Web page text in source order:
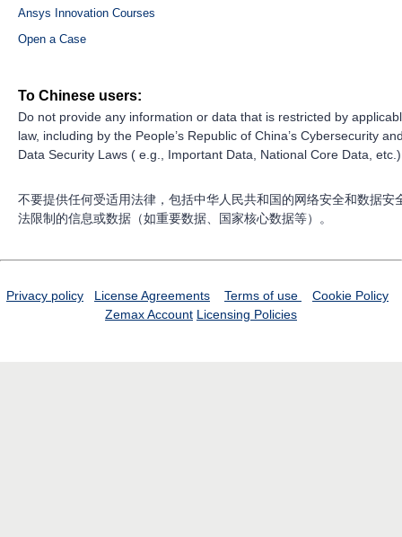
Ansys Innovation Courses
Open a Case
To Chinese users:
Do not provide any information or data that is restricted by
law, including by the People’s Republic of China’s Cybersecurity
Data Security Laws ( e.g., Important Data, National Core Data,
不要提供任何受适用法律，包括中华人民共和国的网络安全和数据安
法限制的信息或数据（如重要数据、国家核心数据等）。
Privacy policy License Agreements Terms of use
Cookie Policy
Zemax Account Licensing Policies